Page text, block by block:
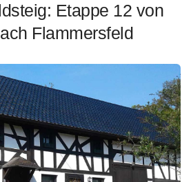
Etappe 12 von
Flammersfeld